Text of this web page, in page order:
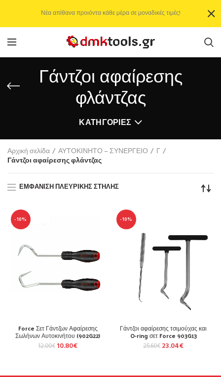
Γάντζοι αφαίρεσης
φλάντζας
ΚΑΤΗΓΟΡΊΕΣ
Αρχική σελίδα ΑΥΤΟΚΙΝΗΤΟ – ΣΥΝΕΡΓΕΙΟ
Γ
Γάντζοι αφαίρεσης φλάντζας
ΕΜΦΆΝΙΣΗ ΠΛΕΥΡΙΚΉΣ ΣΤΉΛΗΣ
-10%
Force Σετ Γάντζων Αφαίρεσης
Σωλήνων Αυτοκινήτου (902G22)
12.00€ 10.80€
-10%
Γάντζοι αφαίρεσης τσιμούχας και
O-ring σετ Force 903G13
25.60€ 23.04€
Νέα απίθανα προιόντα κάθε μέρα σε μοναδικές τιμές!